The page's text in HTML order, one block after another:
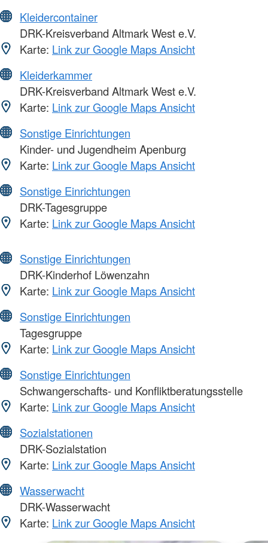
Kleidercontainer
DRK-Kreisverband Altmark West e.V.
Karte: Link zur Google Maps Ansicht
Kleiderkammer
DRK-Kreisverband Altmark West e.V.
Karte: Link zur Google Maps Ansicht
Sonstige Einrichtungen
Kinder- und Jugendheim Apenburg
Karte: Link zur Google Maps Ansicht
Sonstige Einrichtungen
DRK-Tagesgruppe
Karte: Link zur Google Maps Ansicht
Sonstige Einrichtungen
DRK-Kinderhof Löwenzahn
Karte: Link zur Google Maps Ansicht
Sonstige Einrichtungen
Tagesgruppe
Karte: Link zur Google Maps Ansicht
Sonstige Einrichtungen
Schwangerschafts- und Konfliktberatungsstelle
Karte: Link zur Google Maps Ansicht
Sozialstationen
DRK-Sozialstation
Karte: Link zur Google Maps Ansicht
Wasserwacht
DRK-Wasserwacht
Karte: Link zur Google Maps Ansicht